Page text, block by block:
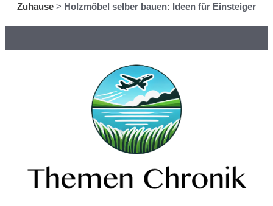
Zuhause > Holzmöbel selber bauen: Ideen für Einsteiger